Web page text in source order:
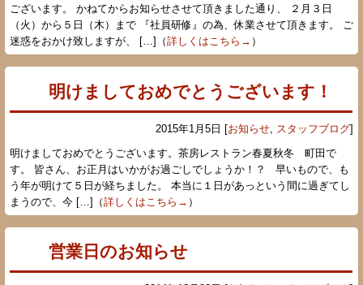
ございます。 かねてからお知らせさせて頂きました通り、 ２月３日
（火）から５日（木）まで 『社員研修』の為、休業させて頂きます。 ご
迷惑をおかけ致しますが、 […]（詳しくはこちら→ ）
明けましておめでとうございます！
2015年1月5日 [お知らせ スタッフブログ]
明けましておめでとうございます。茶房レストラン春夏秋冬 町田で
す。 皆さん、お正月はいかがお過ごしでしょうか！？ 早いもので、も
う年が明けて５日が経ちました。 本当に１日があっという間に過ぎてし
まうので、今 […]（詳しくはこちら→ ）
営業日のお知らせ